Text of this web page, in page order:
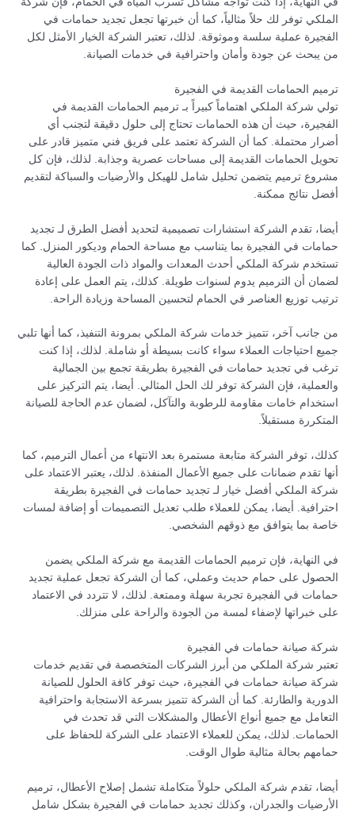
الملكي توفر لك حلاً مثالياً، كما أن خبرتها تجعل تجديد حمامات في
الفجيرة عملية سلسة وموثوقة. لذلك، تعتبر الشركة الخيار الأمثل لكل
من يبحث عن جودة وأمان واحترافية في خدمات الصيانة.
ترميم الحمامات القديمة في الفجيرة
تولي شركة الملكي اهتماماً كبيراً بـ ترميم الحمامات القديمة في
الفجيرة، حيث أن هذه الحمامات تحتاج إلى حلول دقيقة لتجنب أي
أضرار محتملة. كما أن الشركة تعتمد على فريق فني متميز قادر على
تحويل الحمامات القديمة إلى مساحات عصرية وجذابة. لذلك، فإن كل
مشروع ترميم يتضمن تحليل شامل للهيكل والأرضيات والسباكة لتقديم
أفضل نتائج ممكنة.
أيضا، تقدم الشركة استشارات تصميمية لتحديد أفضل الطرق لـ تجديد
حمامات في الفجيرة بما يتناسب مع مساحة الحمام وديكور المنزل. كما
تستخدم شركة الملكي أحدث المعدات والمواد ذات الجودة العالية
لضمان أن الترميم يدوم لسنوات طويلة. كذلك، يتم العمل على إعادة
ترتيب توزيع العناصر في الحمام لتحسين المساحة وزيادة الراحة.
من جانب آخر، تتميز خدمات شركة الملكي بمرونة التنفيذ، كما أنها تلبي
جميع احتياجات العملاء سواء كانت بسيطة أو شاملة. لذلك، إذا كنت
ترغب في تجديد حمامات في الفجيرة بطريقة تجمع بين الجمالية
والعملية، فإن الشركة توفر لك الحل المثالي. أيضا، يتم التركيز على
استخدام خامات مقاومة للرطوبة والتآكل، لضمان عدم الحاجة للصيانة
المتكررة مستقبلاً.
كذلك، توفر الشركة متابعة مستمرة بعد الانتهاء من أعمال الترميم، كما
أنها تقدم ضمانات على جميع الأعمال المنفذة. لذلك، يعتبر الاعتماد على
شركة الملكي أفضل خيار لـ تجديد حمامات في الفجيرة بطريقة
احترافية. أيضا، يمكن للعملاء طلب تعديل التصميمات أو إضافة لمسات
خاصة بما يتوافق مع ذوقهم الشخصي.
في النهاية، فإن ترميم الحمامات القديمة مع شركة الملكي يضمن
الحصول على حمام حديث وعملي، كما أن الشركة تجعل عملية تجديد
حمامات في الفجيرة تجربة سهلة وممتعة. لذلك، لا تتردد في الاعتماد
على خبراتها لإضفاء لمسة من الجودة والراحة على منزلك.
شركة صيانة حمامات في الفجيرة
تعتبر شركة الملكي من أبرز الشركات المتخصصة في تقديم خدمات
شركة صيانة حمامات في الفجيرة، حيث توفر كافة الحلول للصيانة
الدورية والطارئة. كما أن الشركة تتميز بسرعة الاستجابة واحترافية
التعامل مع جميع أنواع الأعطال والمشكلات التي قد تحدث في
الحمامات. لذلك، يمكن للعملاء الاعتماد على الشركة للحفاظ على
حمامهم بحالة مثالية طوال الوقت.
أيضا، تقدم شركة الملكي حلولاً متكاملة تشمل إصلاح الأعطال، ترميم
الأرضيات والجدران، وكذلك تجديد حمامات في الفجيرة بشكل شامل